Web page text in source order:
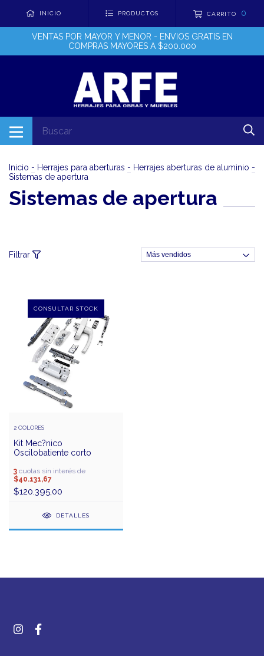
INICIO PRODUCTOS CARRITO 0
VENTAS POR MAYOR Y MENOR - ENVIOS GRATIS EN
COMPRAS MAYORES A $200.000
Inicio - Herrajes para aberturas - Herrajes aberturas de aluminio -
Sistemas de apertura
Sistemas de apertura
Filtrar
2 COLORES
Kit Mec?nico
Oscilobatiente corto
3 cuotas sin interés de
$40.131,67
$120.395,00
DETALLES